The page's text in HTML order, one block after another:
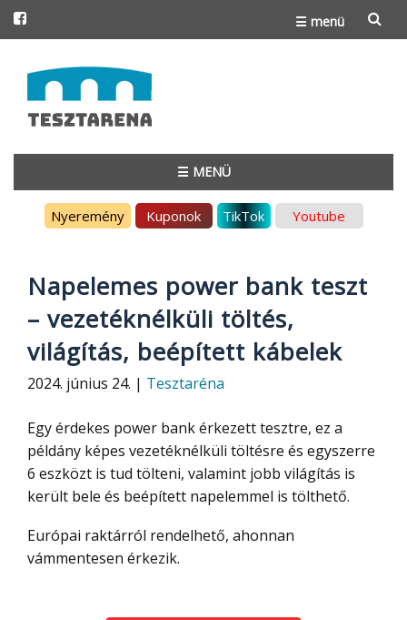
☰ menü
to
content
☰ MENÜ
Nyeremény Kuponok TikTok Youtube
Napelemes power bank teszt
– vezetéknélküli töltés,
világítás, beépített kábelek
2024. június 24. | Tesztaréna
Egy érdekes power bank érkezett tesztre, ez a
példány képes vezetéknélküli töltésre és egyszerre
6 eszközt is tud tölteni, valamint jobb világítás is
került bele és beépített napelemmel is tölthető.
Európai raktárról rendelhető, ahonnan
vámmentesen érkezik.